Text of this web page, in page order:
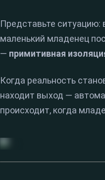
Представьте ситуацию:
маленький младенец
— примитивная
Когда реальность
находит выход —
происходит, когда